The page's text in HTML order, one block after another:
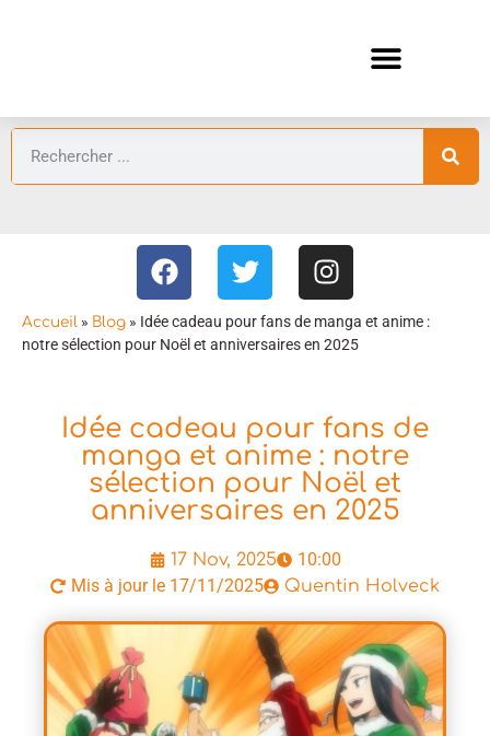
Accueil » Blog » Idée cadeau pour fans de manga et anime :
notre sélection pour Noël et anniversaires en 2025
Idée cadeau pour fans de
manga et anime : notre
sélection pour Noël et
anniversaires en 2025
17 Nov, 2025
10:00
Mis à jour le 17/11/2025
Quentin Holveck